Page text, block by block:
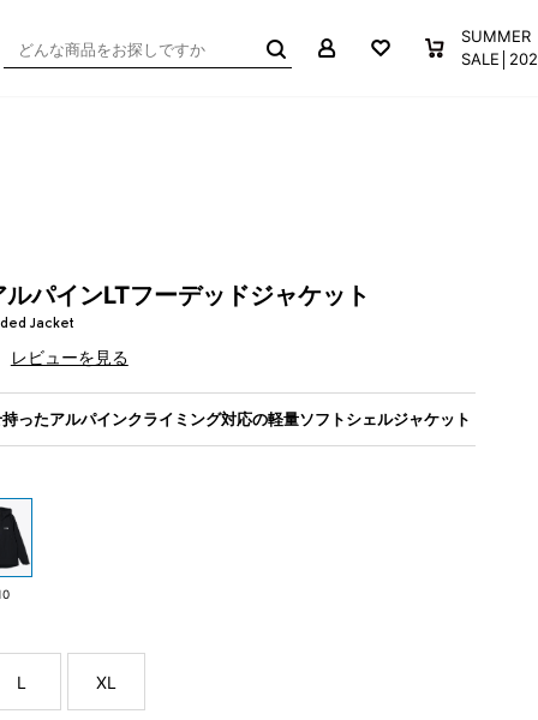
お気に入り買い物か
SUMMER
パインLTフーデッドジャケット
Jacket
レビューを見る
ったアルパインクライミング対応の軽量ソフトシェルジャケット
L XL